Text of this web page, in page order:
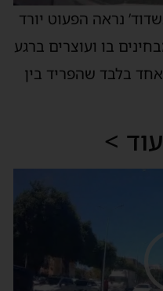
נראה הפעוט יורד
בו ועוצרים ברגע
בלבד שהפריד בין
>